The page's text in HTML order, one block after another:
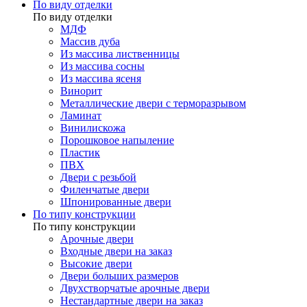
По виду отделки
По виду отделки
МДФ
Массив дуба
Из массива лиственницы
Из массива сосны
Из массива ясеня
Винорит
Металлические двери с терморазрывом
Ламинат
Винилискожа
Порошковое напыление
Пластик
ПВХ
Двери с резьбой
Филенчатые двери
Шпонированные двери
По типу конструкции
По типу конструкции
Арочные двери
Входные двери на заказ
Высокие двери
Двери больших размеров
Двухстворчатые арочные двери
Нестандартные двери на заказ